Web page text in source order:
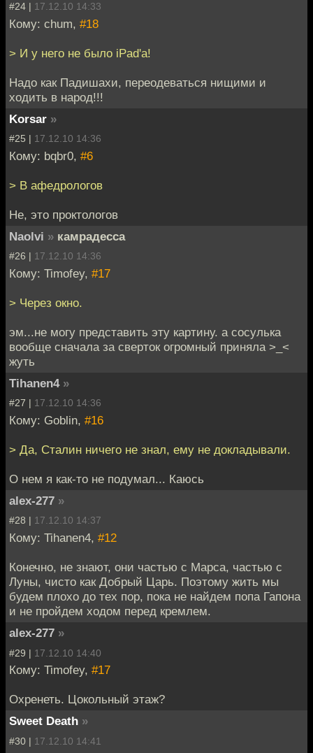
#24 | 17.12.10 14:33
Кому: chum, #18
> И у него не было iPad'а!
Надо как Падишахи, переодеваться нищими и
ходить в народ!!!
Korsar »
#25 | 17.12.10 14:36
Кому: bqbr0, #6
> В афедрологов
Не, это проктологов
Naolvi » камрадесса
#26 | 17.12.10 14:36
Кому: Timofey, #17
> Через окно.
эм...не могу представить эту картину. а сосулька
вообще сначала за сверток огромный приняла >_<
жуть
Tihanen4 »
#27 | 17.12.10 14:36
Кому: Goblin, #16
> Да, Сталин ничего не знал, ему не докладывали.
О нем я как-то не подумал... Каюсь
alex-277 »
#28 | 17.12.10 14:37
Кому: Tihanen4, #12
Конечно, не знают, они частью с Марса, частью с
Луны, чисто как Добрый Царь. Поэтому жить мы
будем плохо до тех пор, пока не найдем попа Гапона
и не пройдем ходом перед кремлем.
alex-277 »
#29 | 17.12.10 14:40
Кому: Timofey, #17
Охренеть. Цокольный этаж?
Sweet Death »
#30 | 17.12.10 14:41